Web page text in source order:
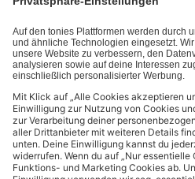
Datenschutzbestimmungen.